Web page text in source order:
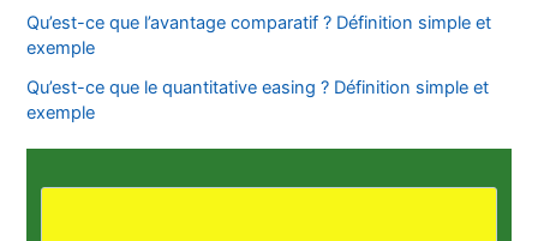
Qu’est-ce que l’avantage comparatif ? Définition simple et
exemple
Qu’est-ce que le quantitative easing ? Définition simple et
exemple